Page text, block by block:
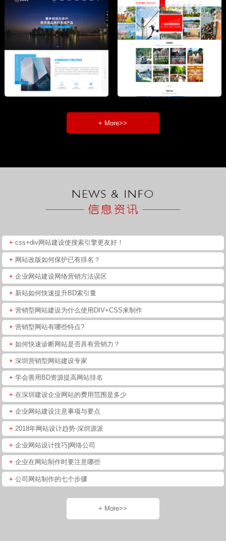
+ More>>
+ css+div网站建设使搜索引擎更友好！
+ 网站改版如何保护已有排名？
+ 企业网站建设网络营销方法误区
+ 新站如何快速提升BD索引量
+ 营销型网站建设为什么使用DIV+CSS来制作
+ 营销型网站有哪些特点?
+ 如何快速诊断网站是否具有营销力？
+ 深圳营销型网站建设专家
+ 学会善用BD资源提高网站排名
+ 在深圳建设企业网站的费用范围是多少
+ 企业网站建设注意事项与要点
+ 2018年网站设计趋势-深圳源派
+ 企业网站设计技巧|网络公司
+ 企业在网站制作时要注意哪些
+ 公司网站制作的七个步骤
+ More>>